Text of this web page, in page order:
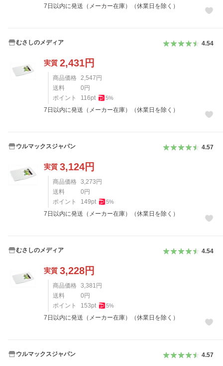
7日以内に発送（メーカー在庫）（休業日を除く）
むさしのメディア 4.54
実質 2,431円
商品価格 2,547 円
送料
0 円
ポイント
116pt 5%
7日以内に発送（メーカー在庫）（休業日を除く）
ウルマックスジャパン 4.57
実質 3,124円
商品価格 3,273 円
送料
0 円
ポイント
149pt 5%
7日以内に発送（メーカー在庫）（休業日を除く）
むさしのメディア 4.54
実質 3,228円
商品価格 3,381 円
送料
0 円
ポイント
153pt 5%
7日以内に発送（メーカー在庫）（休業日を除く）
ウルマックスジャパン 4.57